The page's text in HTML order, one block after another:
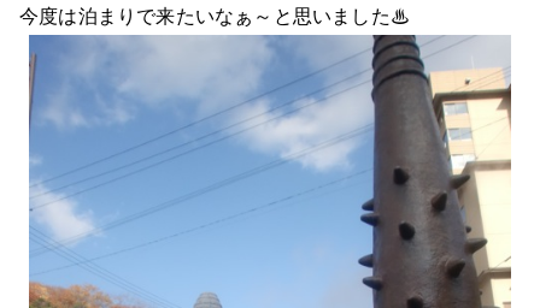
今度は泊まりで来たいなぁ～と思いました♨